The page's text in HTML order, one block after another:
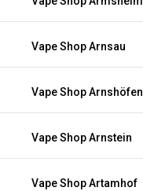
Vape Shop Arnsau
Vape Shop Arnshöfen
Vape Shop Arnstein
Vape Shop Artamhof